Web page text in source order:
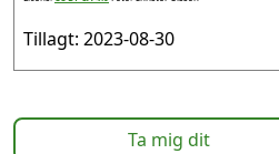
Tillagt: 2023-08-30
Ta mig dit